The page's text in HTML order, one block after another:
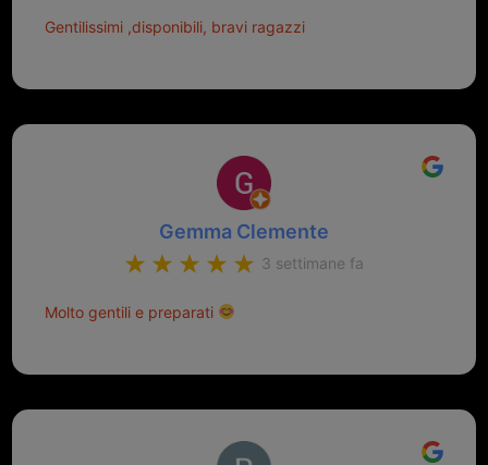
Gentilissimi ,disponibili, bravi ragazzi
Gemma Clemente
3 settimane fa
Molto gentili e preparati